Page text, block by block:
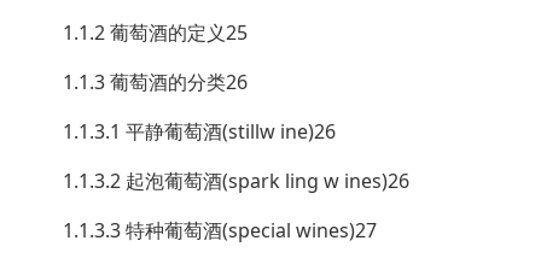
1.1.2 葡萄酒的定义25
1.1.3 葡萄酒的分类26
1.1.3.1 平静葡萄酒(stillw ine)26
1.1.3.2 起泡葡萄酒(spark ling w ines)26
1.1.3.3 特种葡萄酒(special wines)27